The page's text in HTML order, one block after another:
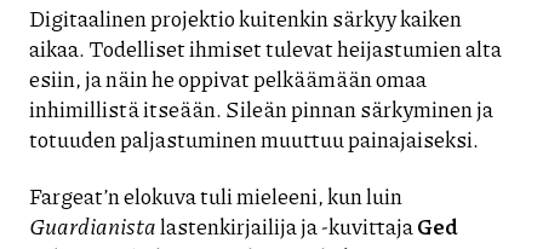
Digitaalinen projektio kuitenkin särkyy kaiken
aikaa. Todelliset ihmiset tulevat heijastumien alta
esiin, ja näin he oppivat pelkäämään omaa
inhimillistä itseään. Sileän pinnan särkyminen ja
totuuden paljastuminen muuttuu painajaiseksi.
Fargeat’n elokuva tuli mieleeni, kun luin
Guardianistalastenkirjailija ja -kuvittajaGed